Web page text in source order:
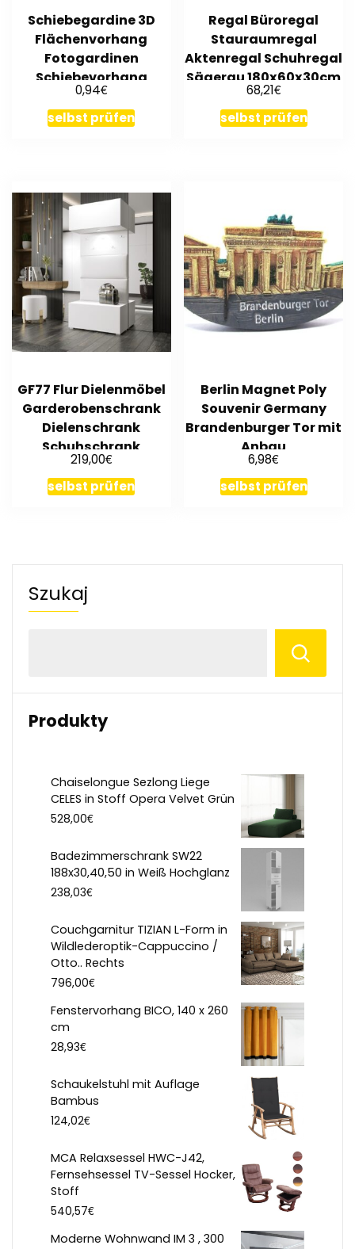
Schiebegardine 3D
Flächenvorhang
Fotogardinen
Schiebevorhang
Beautiful Abstraction
0,94€
selbst prüfen
Regal Büroregal
Stauraumregal
Aktenregal Schuhregal
Sägerau 180x60x30cm
weiß
68,21€
selbst prüfen
GF77 Flur Dielenmöbel
Garderobenschrank
Dielenschrank
Schuhschrank
Flurmöbel Spiegel
219,00€
selbst prüfen
Berlin Magnet Poly
Souvenir Germany
Brandenburger Tor mit
Anbau
6,98€
selbst prüfen
Szukaj
Produkty
Chaiselongue Sezlong Liege
CELES in Stoff Opera Velvet Grün
528,00€
Badezimmerschrank SW22
188x30,40,50 in Weiß Hochglanz
238,03€
Couchgarnitur TIZIAN L-Form in
Wildlederoptik-Cappuccino /
Otto.. Rechts
796,00€
Fenstervorhang BICO, 140 x 260
cm
28,93€
Schaukelstuhl mit Auflage
Bambus
124,02€
MCA Relaxsessel HWC-J42,
Fernsehsessel TV-Sessel Hocker,
Stoff
540,57€
Moderne Wohnwand IM 3 , 300